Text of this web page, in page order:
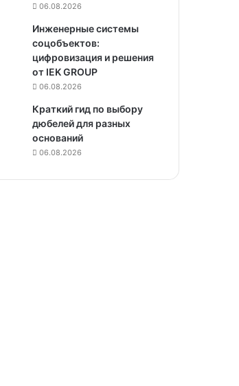
06.08.2026
Инженерные системы
соцобъектов:
цифровизация и решения
от IEK GROUP
06.08.2026
Краткий гид по выбору
дюбелей для разных
оснований
06.08.2026